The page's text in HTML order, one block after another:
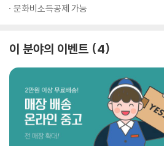
문화비소득공제 가능
이 분야의 이벤트 4